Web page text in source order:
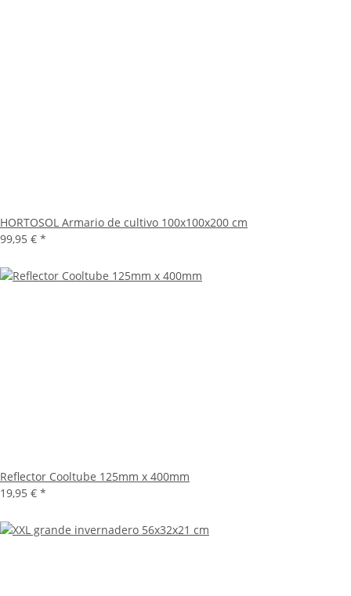
HORTOSOL Armario de cultivo 100x100x200 cm
99,95 € *
Reflector Cooltube 125mm x 400mm
19,95 € *